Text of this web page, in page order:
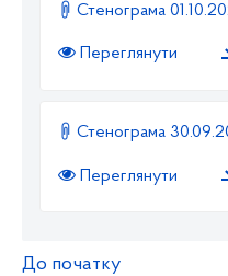
Стенограма
Переглянути
Стенограма
Переглянути
До початку